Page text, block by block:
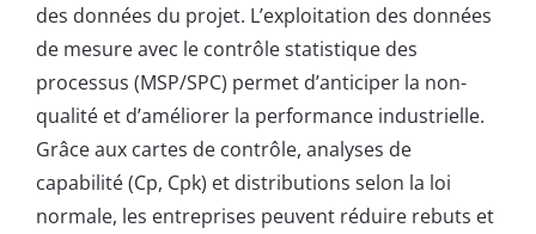
des données du projet. L’exploitation des données
de mesure avec le contrôle statistique des
processus (MSP/SPC) permet d’anticiper la non-
qualité et d’améliorer la performance industrielle.
Grâce aux cartes de contrôle, analyses de
capabilité (Cp, Cpk) et distributions selon la loi
normale, les entreprises peuvent réduire rebuts et